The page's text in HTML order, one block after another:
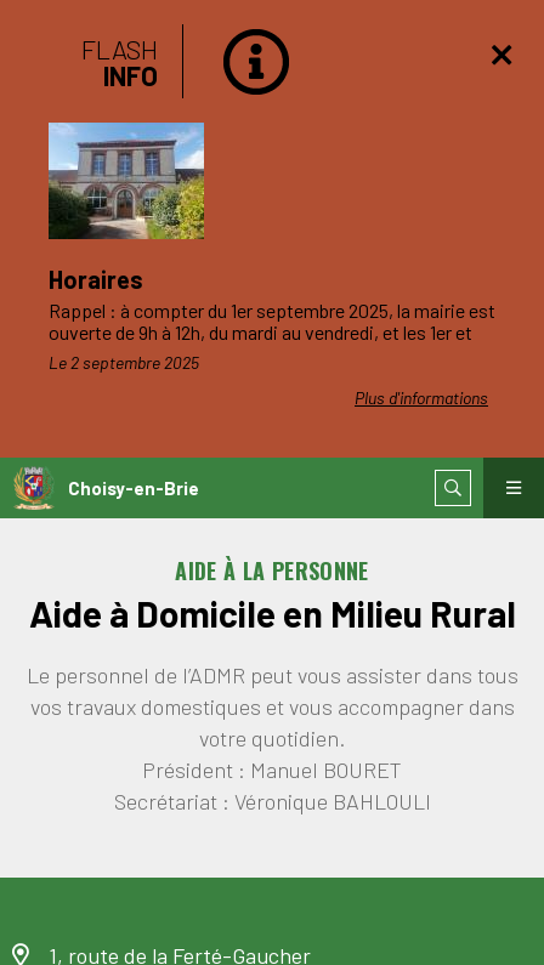
FLASH
INFO
Horaires
Plus d'informations
Rappel : à compter du 1er septembre 2025, la mairie est
ouverte de 9h à 12h, du mardi au vendredi, et les 1er et
3ème samedis du mois.
Le 2 septembre 2025
Choisy-en-Brie
AIDE À LA PERSONNE
Aide à Domicile en Milieu Rural
Le personnel de l’ADMR peut vous assister dans tous
vos travaux domestiques et vous accompagner dans
votre quotidien.
Président : Manuel BOURET
Secrétariat : Véronique BAHLOULI
1, route de la Ferté-Gaucher